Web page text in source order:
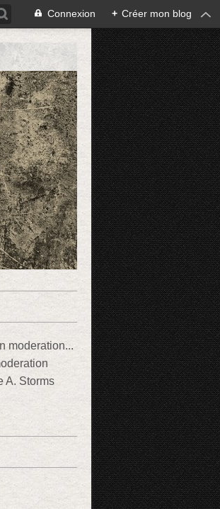
Connexion + Créer mon blog
moderation...
A. Storms